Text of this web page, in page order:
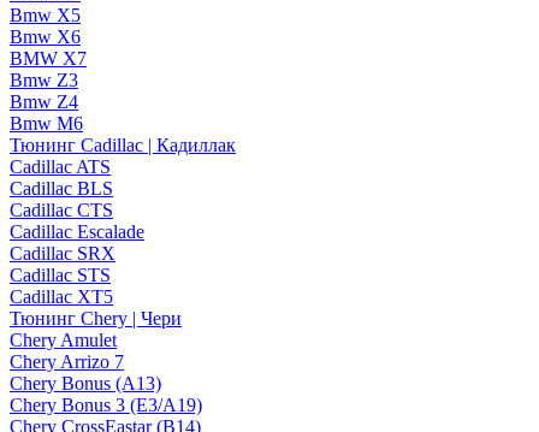
Bmw X5
Bmw X6
BMW X7
Bmw Z3
Bmw Z4
Bmw М6
Тюнинг Cadillac | Кадиллак
Cadillac ATS
Cadillac BLS
Cadillac CTS
Cadillac Escalade
Cadillac SRX
Cadillac STS
Cadillac XT5
Тюнинг Chery | Чери
Chery Amulet
Chery Arrizo 7
Chery Bonus (A13)
Chery Bonus 3 (E3/A19)
Chery CrossEastar (B14)